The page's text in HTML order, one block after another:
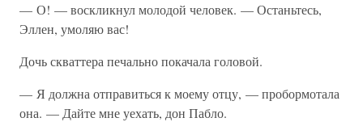
— О! — воскликнул молодой человек. — Останьтесь,
Эллен, умоляю вас!
Дочь скваттера печально покачала головой.
— Я должна отправиться к моему отцу, — пробормотала
она. — Дайте мне уехать, дон Пабло.